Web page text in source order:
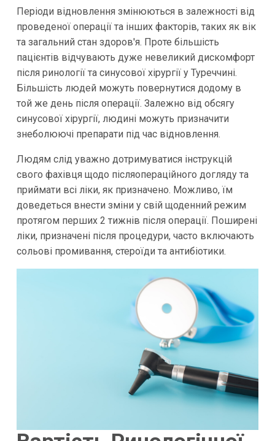
Періоди відновлення змінюються в залежності від
проведеної операції та інших факторів, таких як вік
та загальний стан здоров'я. Проте більшість
пацієнтів відчувають дуже невеликий дискомфорт
після ринології та синусової хірургії у Туреччині.
Більшість людей можуть повернутися додому в
той же день після операції. Залежно від обсягу
синусової хірургії, людині можуть призначити
знеболюючі препарати під час відновлення.
Людям слід уважно дотримуватися інструкцій
свого фахівця щодо післяопераційного догляду та
приймати всі ліки, як призначено. Можливо, їм
доведеться внести зміни у свій щоденний режим
протягом перших 2 тижнів після операції. Поширені
ліки, призначені після процедури, часто включають
сольові промивання, стероїди та антибіотики.